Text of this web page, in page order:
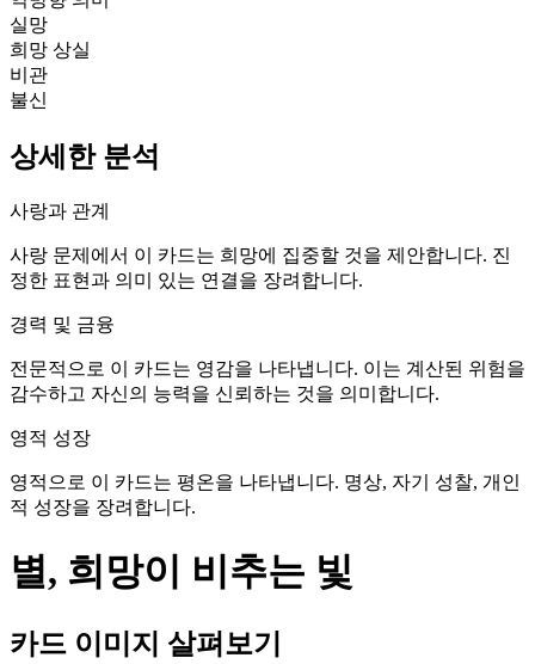
실망
희망 상실
비관
불신
상세한 분석
사랑과 관계
사랑 문제에서 이 카드는 희망에 집중할 것을 제안합니다. 진
정한 표현과 의미 있는 연결을 장려합니다.
경력 및 금융
전문적으로 이 카드는 영감을 나타냅니다. 이는 계산된 위험을
감수하고 자신의 능력을 신뢰하는 것을 의미합니다.
영적 성장
영적으로 이 카드는 평온을 나타냅니다. 명상, 자기 성찰, 개인
적 성장을 장려합니다.
별, 희망이 비추는 빛
카드 이미지 살펴보기